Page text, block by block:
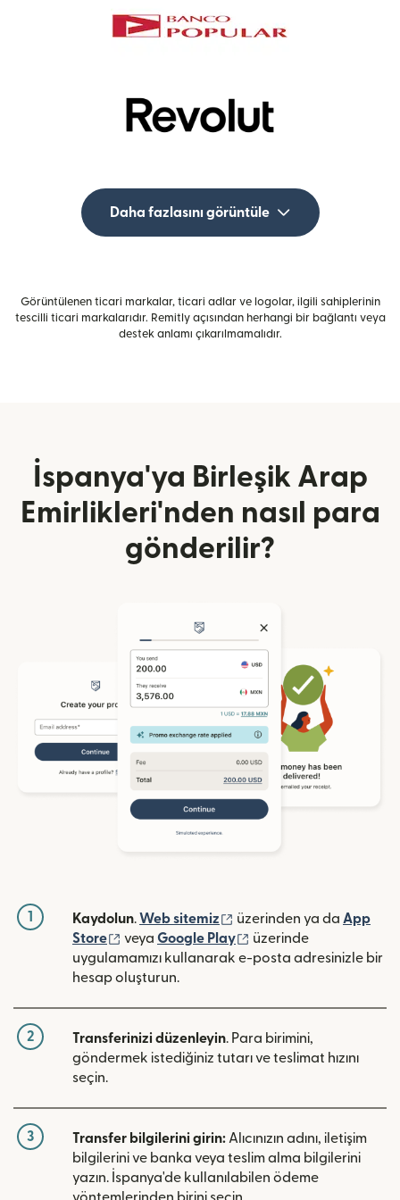
Daha fazlasını görüntüle
Görüntülenen ticari markalar, ticari adlar ve logolar, ilgili sahiplerinin
tescilli ticari markalarıdır. Remitly açısından herhangi bir bağlantı veya
destek anlamı çıkarılmamalıdır.
İspanya'ya Birleşik Arap
Emirlikleri'nden nasıl para
gönderilir?
1 Kaydolun.Web sitemiz (yeni pencerede açılır)
üzerinden ya da App
Store
(yeni pencerede açılır)
veya Google Play (yeni pencerede açılır)
üzerinde
uygulamamızı kullanarak e-posta adresinizle bir
hesap oluşturun.
2 Transferinizi düzenleyin. Para birimini,
göndermek istediğiniz tutarı ve teslimat hızını
seçin.
3 Transfer bilgilerini girin: Alıcınızın adını, iletişim
bilgilerini ve banka veya teslim alma bilgilerini
yazın. İspanya'de kullanılabilen ödeme
yöntemlerinden birini seçin.